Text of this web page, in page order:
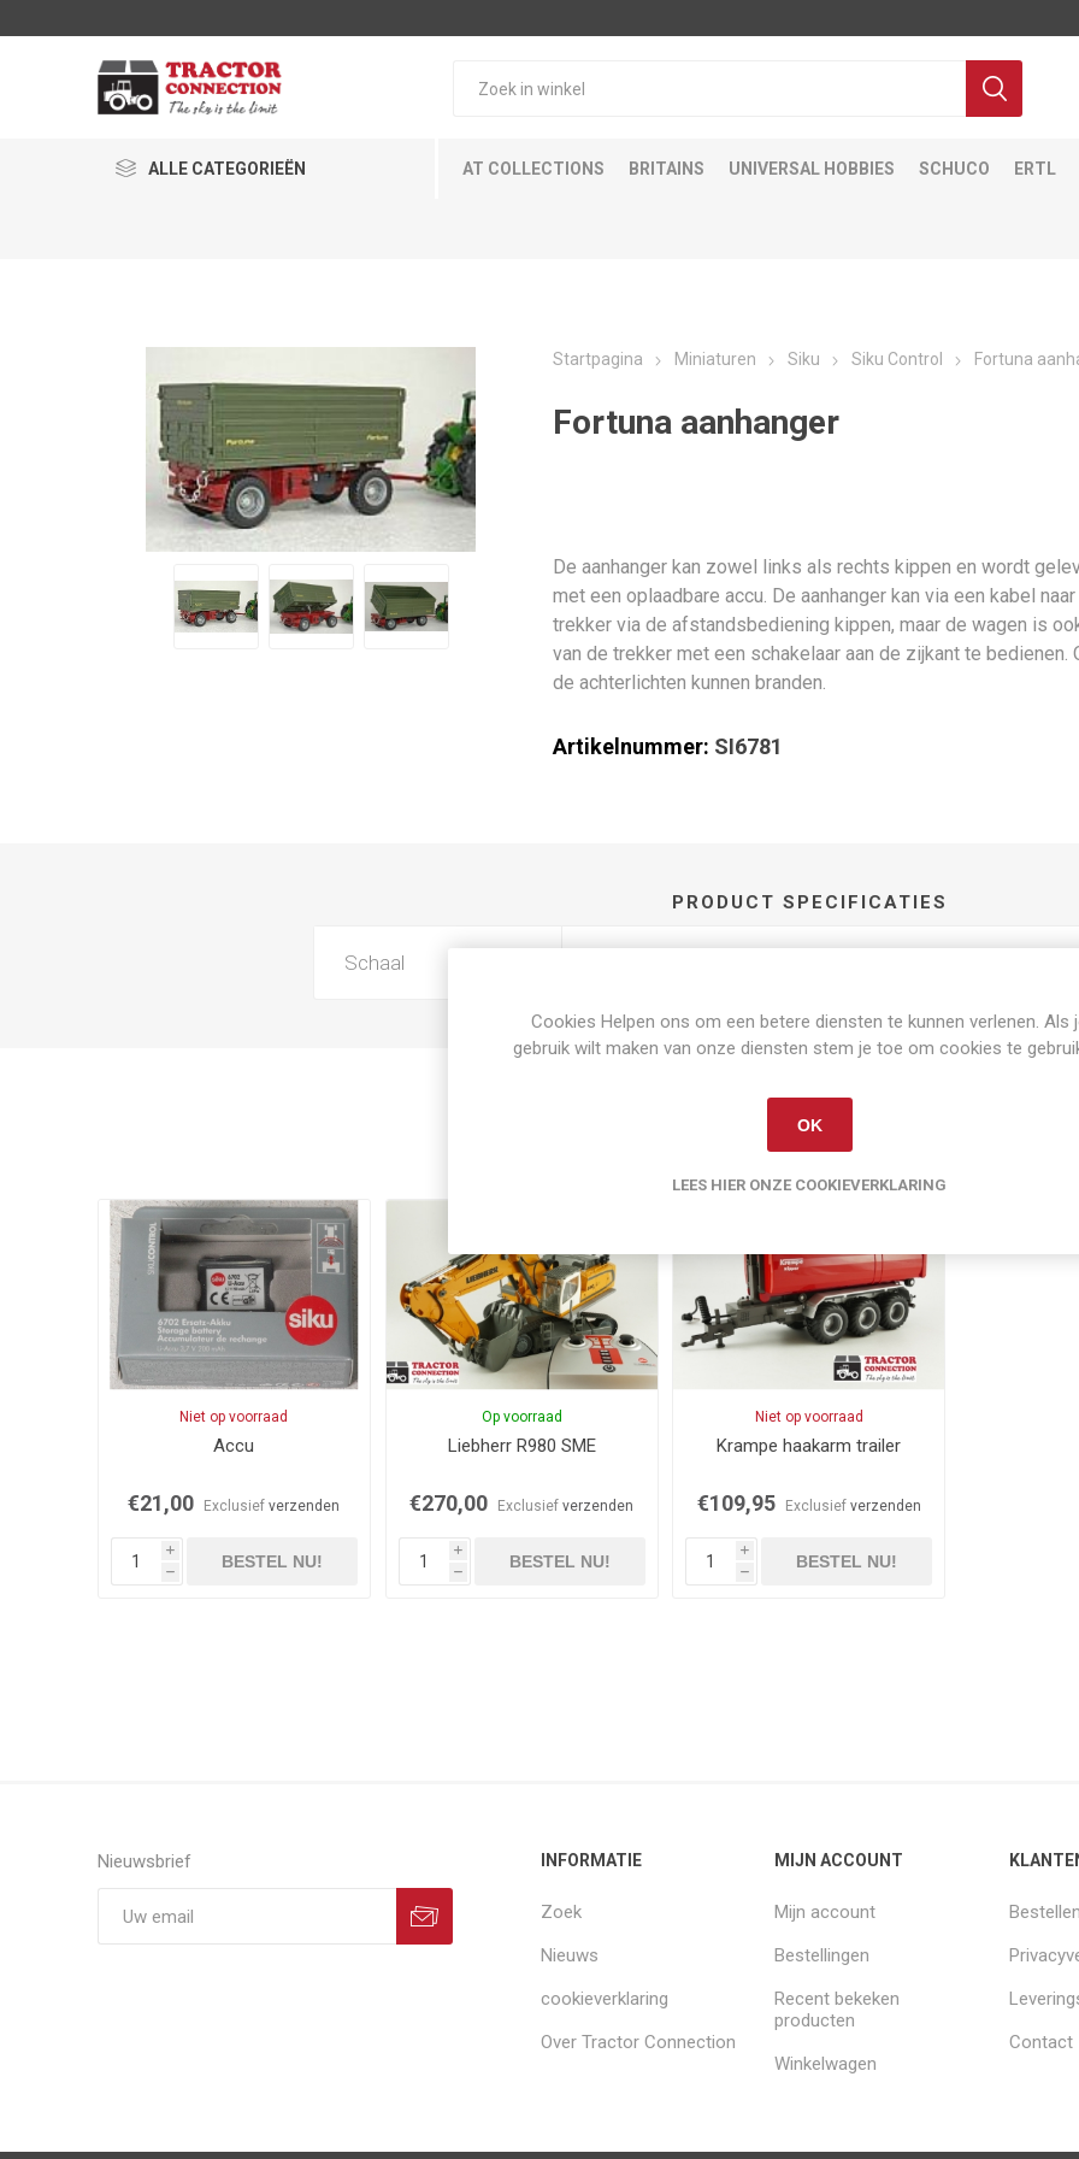
ALLE CATEGORIEËN AT COLLECTIONS BRITAINS UNIVERSAL HOBBIES SCHUCO ERTL
Startpagina Miniaturen Siku Siku Control Fortuna
Fortuna aanhanger
De aanhanger kan zowel links als rechts kippen en wordt
met een oplaadbare accu. De aanhanger kan via een kabel
trekker via de afstandsbediening kippen, maar de wagen is
van de trekker met een schakelaar aan de zijkant te bedienen.
de achterlichten kunnen branden.
Artikelnummer: SI6781
PRODUCT SPECIFICATIES
Schaal
Gerelateerde producten
Niet op voorraad
Accu
€21,00 Exclusiefverzenden
i
h
BESTEL NU!
Op voorraad
Liebherr R980 SME
€270,00 Exclusiefverzenden
i
h
BESTEL NU!
Niet op voorraad
Krampe haakarm trailer
€109,95 Exclusief verzenden
i
h
BESTEL NU!
Nieuwsbrief INFORMATIE
Zoek
Nieuws
cookieverklaring
Over Tractor Connection
MIJN ACCOUNT
Mijn account
Bestellingen
Recent bekeken
producten
Winkelwagen
Contact
Cookies Helpen ons om een betere diensten te kunnen verlenen. Als
gebruik wilt maken van onze diensten stem je toe om cookies te
OK
LEES HIER ONZE COOKIEVERKLARING